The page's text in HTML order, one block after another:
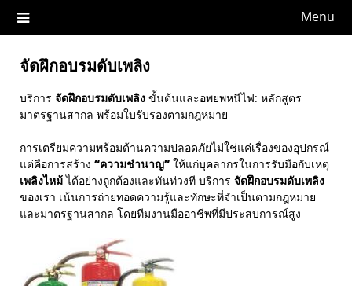
Menu
จัดฝึกอบรมดับเพลิง
บริการ จัดฝึกอบรมดับเพลิง ขั้นต้นและอพยพหนีไฟ: หลักสูตร
มาตรฐานสากล พร้อมใบรับรองตามกฎหมาย
การเตรียมความพร้อมด้านความปลอดภัยไม่ใช่แค่เรื่องของอุปกรณ์
แต่คือการสร้าง “ความชำนาญ” ให้แก่บุคลากรในการรับมือกับเหตุ
เพลิงไหม้ได้อย่างถูกต้องและทันท่วงที บริการ จัดฝึกอบรมดับเพลิง
ของเรา เน้นการถ่ายทอดความรู้และทักษะที่จำเป็นตามกฎหมาย
และมาตรฐานสากล โดยทีมงานมืออาชีพที่มีประสบการณ์สูง